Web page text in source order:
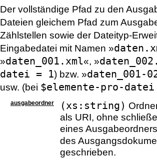
Der vollständige Pfad zu den
Dateien gleichem Pfad zum
Zählstellen sowie der Dateityp-
Eingabedatei mit Namen »
»daten_001.xml«, »
datei = 1) bzw. »daten_001-
usw. (bei $elemente-pro-
ausgabeordner (xs:string)
als URI, ohne
eines
des
geschrieben.